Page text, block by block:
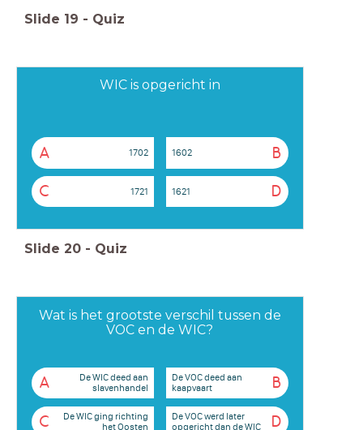
Slide 19 - Quiz
WIC is opgericht in
A 1702 B
1602
C 1721 D
1621
Slide 20 - Quiz
Wat is het grootste verschil tussen de
VOC en de WIC?
A
De WIC deed aan
slavenhandel
B
De VOC deed aan
kaapvaart
C
De WIC ging richting
het Oosten
D
De VOC werd later
opgericht dan de WIC